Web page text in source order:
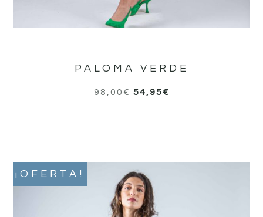
PALOMA VERDE
98,00 € 54,95€
¡OFERTA!